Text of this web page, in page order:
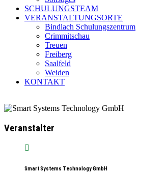
SCHULUNGSTEAM
VERANSTALTUNGSORTE
Bindlach Schulungszentrum
Crimmitschau
Treuen
Freiberg
Saalfeld
Weiden
KONTAKT
Veranstalter
Smart Systems Technology GmbH